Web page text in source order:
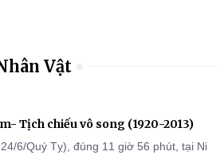
Vật
Tịch chiếu vô song (1920-2013)
6/Quý Tỵ), đúng 11 giờ 56 phút, tại Ni